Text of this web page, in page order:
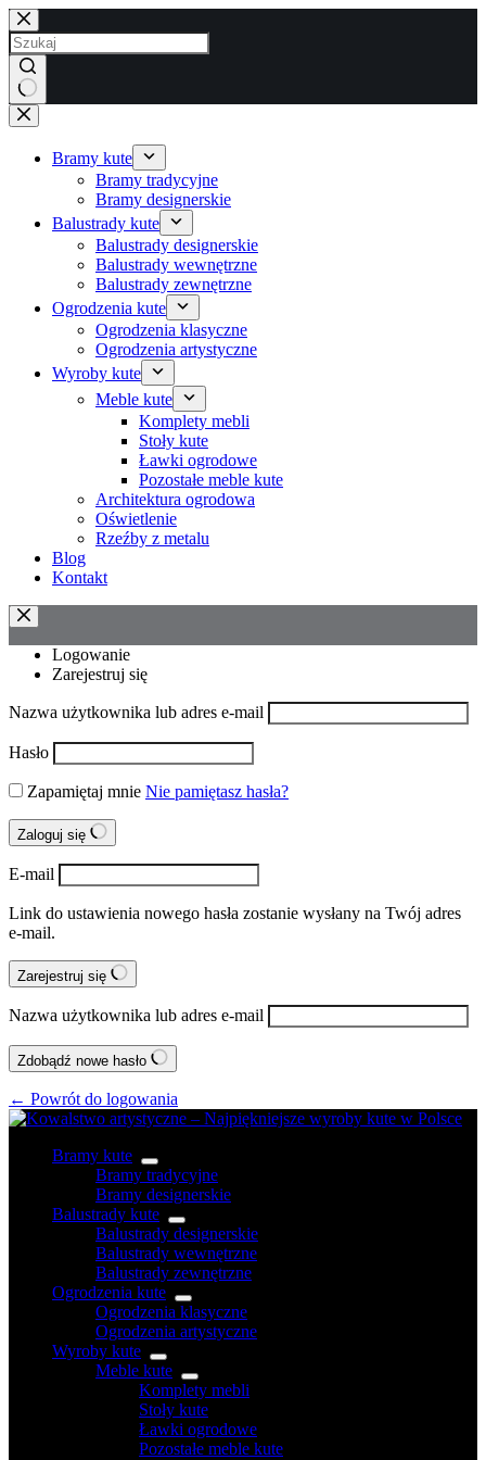
Przejdź
do
treści
Brak
wyników
Bramy kute
Bramy tradycyjne
Bramy designerskie
Balustrady kute
Balustrady designerskie
Balustrady wewnętrzne
Balustrady zewnętrzne
Ogrodzenia kute
Ogrodzenia klasyczne
Ogrodzenia artystyczne
Wyroby kute
Meble kute
Komplety mebli
Stoły kute
Ławki ogrodowe
Pozostałe meble kute
Architektura ogrodowa
Oświetlenie
Rzeźby z metalu
Blog
Kontakt
Logowanie
Zarejestruj się
Nazwa użytkownika lub adres e-mail
Hasło
Zapamiętaj mnie Nie pamiętasz hasła?
Zaloguj się
E-mail
Link do ustawienia nowego hasła zostanie wysłany na Twój adres
e-mail.
Zarejestruj się
Nazwa użytkownika lub adres e-mail
Zdobądź nowe hasło
← Powrót do logowania
Bramy kute
Bramy tradycyjne
Bramy designerskie
Balustrady kute
Balustrady designerskie
Balustrady wewnętrzne
Balustrady zewnętrzne
Ogrodzenia kute
Ogrodzenia klasyczne
Ogrodzenia artystyczne
Wyroby kute
Meble kute
Komplety mebli
Stoły kute
Ławki ogrodowe
Pozostałe meble kute